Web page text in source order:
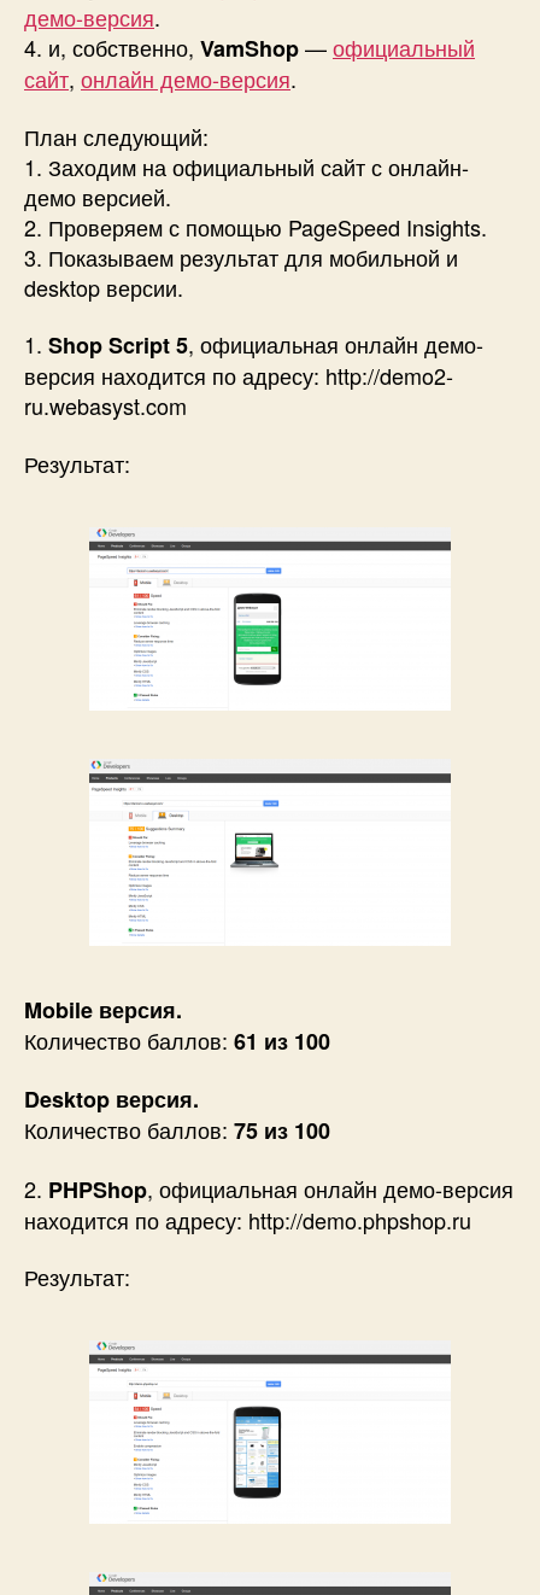
демо-версия.
4. и, собственно, VamShop—официальный
сайт, онлайн демо-версия.
План следующий:
1. Заходим на официальный сайт с онлайн-
демо версией.
2. Проверяем с помощью PageSpeed Insights.
3. Показываем результат для мобильной и
desktop версии.
1. Shop Script 5, официальная онлайн демо-
версия находится по адресу: http://demo2-
ru.webasyst.com
Результат:
Mobile версия.
Количество баллов: 61 из 100
Desktop версия.
Количество баллов: 75 из 100
2. PHPShop, официальная онлайн демо-версия
находится по адресу: http://demo.phpshop.ru
Результат: